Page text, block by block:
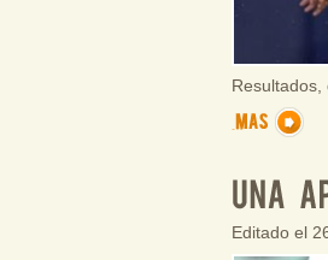
Resultados,
Editado el